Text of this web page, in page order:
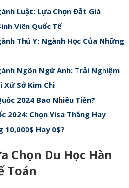
Luật: Lựa Chọn Đắt Giá
Viên Quốc Tế
Thú Y: Ngành Học Của Những
Ngôn Ngữ Anh: Trải Nghiệm
Xứ Sở Kim Chi
2024 Bao Nhiêu Tiền?
2024: Chọn Visa Thẳng Hay
10,000$ Hay 0$?
Chọn Du Học Hàn
Toán